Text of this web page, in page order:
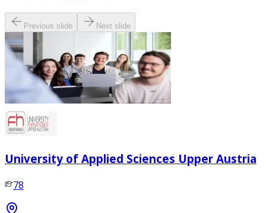
Previous slide Next slide
University of Applied Sciences Upper Austria
78